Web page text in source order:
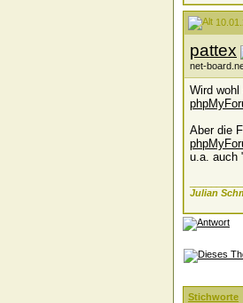
pattex
net-
Wird
Aber die
u.a. auch
Julian
Stichworte